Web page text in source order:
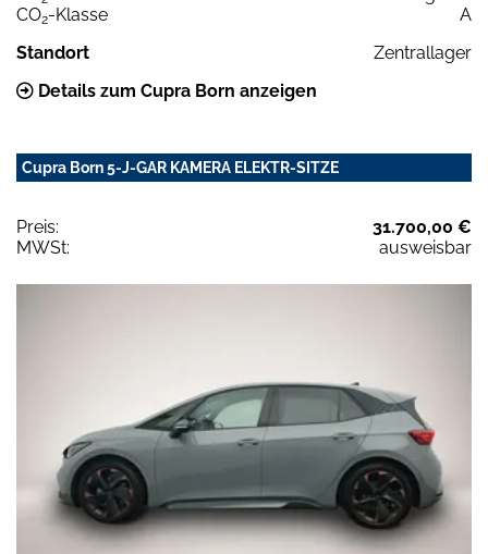
CO2-Klasse
A
Standort
Zentrallager
Details zum Cupra Born anzeigen
Cupra Born 5-J-GAR KAMERA ELEKTR-SITZE
Preis:
31.700,00 €
MWSt:
ausweisbar